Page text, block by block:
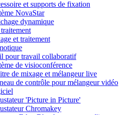
et supports de fixation
NovaStar
dynamique
et traitement
pour travail collaboratif
de visioconférence
de mixage et mélangeur live
de contrôle pour mélangeur vidéo
'Picture in Picture'
Chromakey